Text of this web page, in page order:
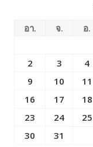
อา. จ. อ.
2
3 4
9
10 11
16
17 18
23
24 25
30
31